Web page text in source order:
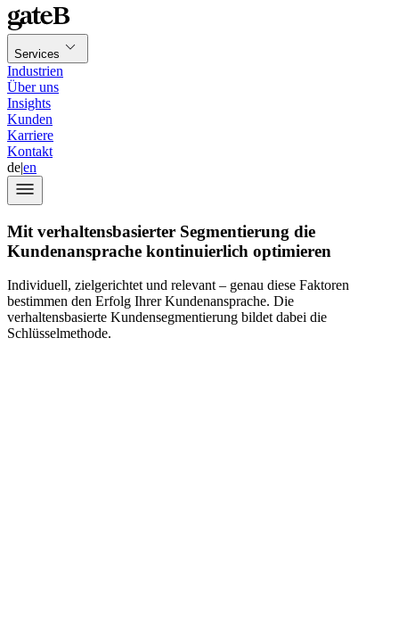
Services
Industrien
Über uns
Insights
Kunden
Karriere
Kontakt
de|en
Mit verhaltensbasierter Segmentierung die
Kundenansprache kontinuierlich optimieren
Individuell, zielgerichtet und relevant – genau diese Faktoren
bestimmen den Erfolg Ihrer Kundenansprache. Die
verhaltensbasierte Kundensegmentierung bildet dabei die
Schlüsselmethode.